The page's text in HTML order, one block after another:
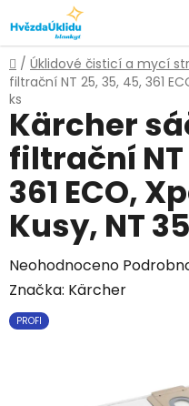
na
obsah
Domů
/ Úklidové čisticí a mycí
filtrační NT 25, 35, 45, 361
ks
Kärcher
filtrační NT
361 ECO,
Kusy, NT
Průměrné
hodnocení
produktu
Neohodnoceno
Značka: Kärcher
PROFI